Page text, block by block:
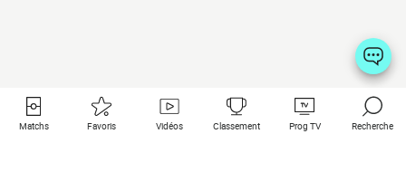
Matchs Favoris Vidéos Classement Prog TV Recherche